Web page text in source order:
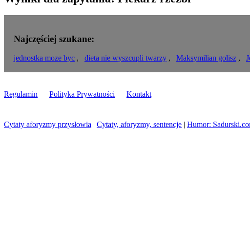
Najczęściej szukane:
jednostka moze byc , dieta nie wyszcupli twarzy , Maksymilian golisz ,
Regulamin Polityka Prywatności
Kontakt
Cytaty aforyzmy przysłowia | Cytaty, aforyzmy, sentencje | Humor: